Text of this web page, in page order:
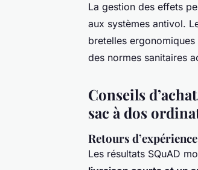
La gestion des effets
aux systèmes antivol.
bretelles
des normes sanitaires
Conseils
sac à dos
Retours
Les résultats SQuAD